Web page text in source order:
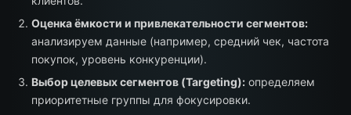
Оценка ёмкости и привлекательности сегментов:
анализируем данные (например, средний чек, частота
покупок, уровень конкуренции).
Выбор целевых сегментов (Targeting): определяем
приоритетные группы для фокусировки.